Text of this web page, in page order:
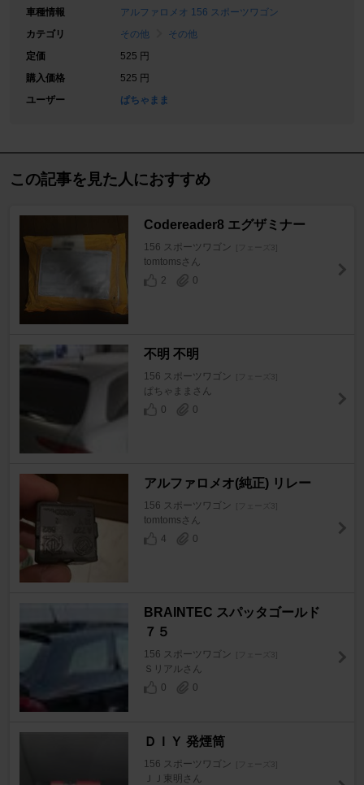
車種情報
アルファロメオ 156 スポーツワゴン
カテゴリ
その他
その他
定価
525 円
購入価格
525 円
ユーザー
ぱちゃまま
この記事を見た人におすすめ
Codereader8 エグザミナー
156 スポーツワゴン [フェーズ3]
tomtomsさん
2
0
不明 不明
156 スポーツワゴン [フェーズ3]
ぱちゃままさん
0
0
アルファロメオ(純正) リレー
156 スポーツワゴン [フェーズ3]
tomtomsさん
4
0
BRAINTEC スパッタゴールド
７５
156 スポーツワゴン [フェーズ3]
Ｓリアルさん
0
0
ＤＩＹ 発煙筒
156 スポーツワゴン [フェーズ3]
ＪＪ東明さん